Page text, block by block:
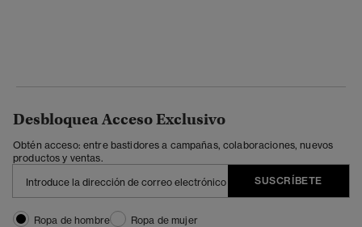
Desbloquea Acceso Exclusivo
Obtén acceso: entre bastidores a campañas, colaboraciones, nuevos
productos y ventas.
SUSCRÍBETE
Ropa de hombre
Ropa de mujer